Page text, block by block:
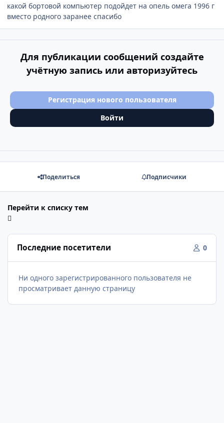
какой бортовой компьютер подойдет на опель омега 1996 г
вместо родного заранее спасибо
Для публикации сообщений создайте
учётную запись или авторизуйтесь
Регистрация нового пользователя
Войти
Поделиться Подписчики
Перейти к списку тем
Последние посетители 0
Ни одного зарегистрированного пользователя не
просматривает данную страницу